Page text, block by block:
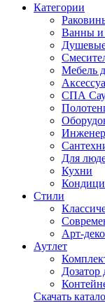
Категории
Ванны и
Мебель
СПА
Для
Кухни
Стили
Арт-деко
Аутлет
Дозатор
Скачать